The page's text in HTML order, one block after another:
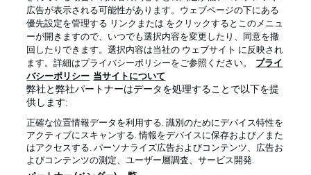
プライバシー・ポリシー 優先設定を管理する
広告が表示される可能性があります。ウェブページの下にある
優先設定を管理する リンクまたは をクリックするとこのメニュ
ーが開きますので、いつでも選択内容を変更したり、同意を撤
回したりできます。選択内容は当社の ウェブサイト に反映され
ます。詳細はプライバシーポリシーをご参照ください。
プライ
バシーポリシー 当サイトについて
弊社と弊社パートナーはデータを処理することで以下を提
供します:
正確な位置情報データを利用する. 識別のためにデバイス特性を
アクティブにスキャンする. 情報をデバイスに保存および／また
はアクセスする. パーソナライズ広告およびコンテンツ、広告お
よびコンテンツの測定、ユーザー層調査、サービス開発.